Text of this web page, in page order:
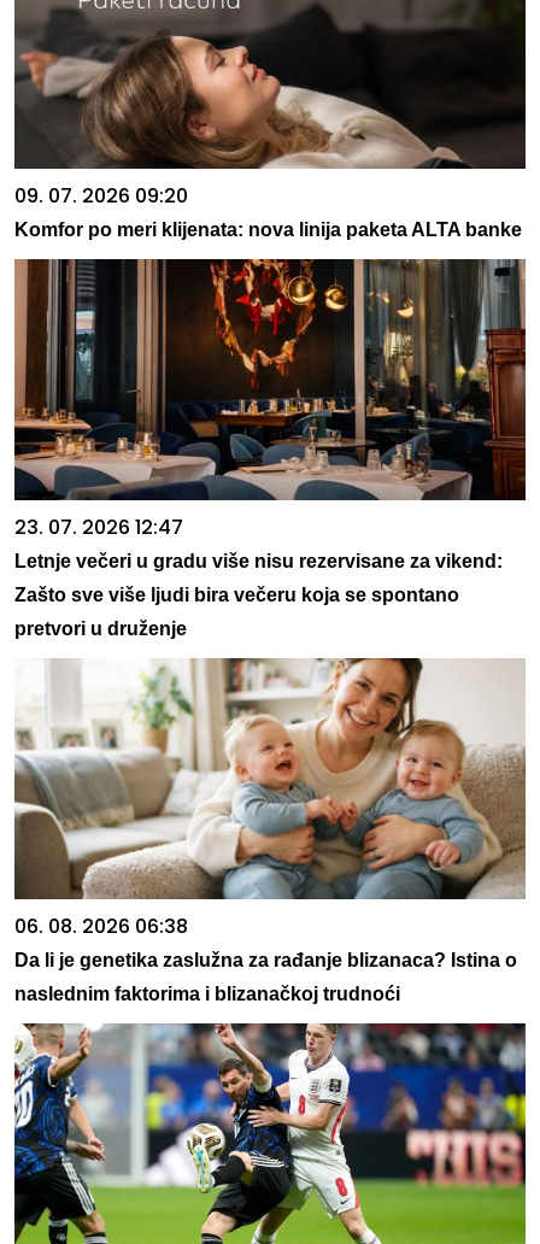
09. 07. 2026 09:20
Komfor po meri klijenata: nova linija paketa ALTA banke
23. 07. 2026 12:47
Letnje večeri u gradu više nisu rezervisane za vikend:
Zašto sve više ljudi bira večeru koja se spontano
pretvori u druženje
06. 08. 2026 06:38
Da li je genetika zaslužna za rađanje blizanaca? Istina o
naslednim faktorima i blizanačkoj trudnoći